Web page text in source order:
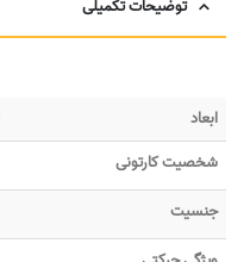
توضیحات تکمیلی
ابعاد
شخصیت کارتونی
جنسیت